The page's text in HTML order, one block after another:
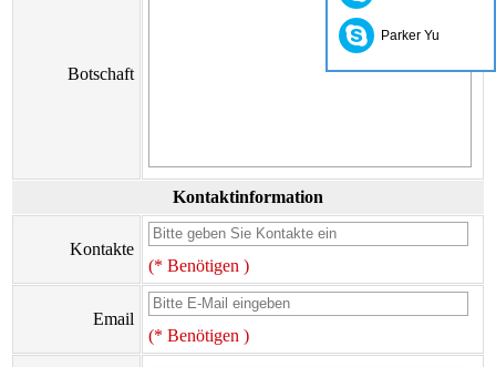
Botschaft
Kontaktinformation
Kontakte
(* Benötigen )
Email
(* Benötigen )
Parker Yu